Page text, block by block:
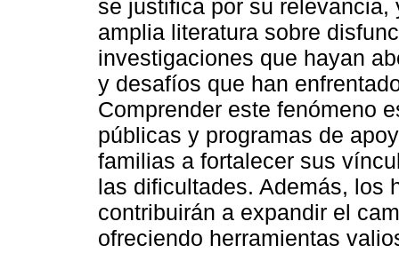
se justifica por su
amplia literatura sobre
investigaciones que hayan
y desafíos que han
Comprender este fenómeno
públicas y programas de
familias a fortalecer sus
las dificultades. Además, los
contribuirán a expandir el
ofreciendo herramientas